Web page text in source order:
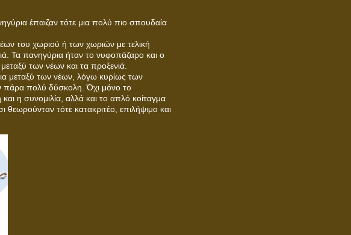
έπαιζαν τότε μια πολύ πιο σπουδαία
του χωριού ή των χωριών με τελική
Τα πανηγύρια ήταν το νυφοπάζαρο και ο
των νέων και τα προξενιά.
μεταξύ των νέων, λόγω κυρίως των
πάρα πολύ δύσκολη. Όχι μόνο το
η συνομιλία, αλλά και το απλό κοίταγμα
θεωρούνταν τότε κατακριτέο, επιλήψιμο και